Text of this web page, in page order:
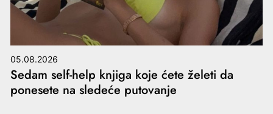
05.08.2026
Sedam self-help knjiga koje ćete želeti da
ponesete na sledeće putovanje